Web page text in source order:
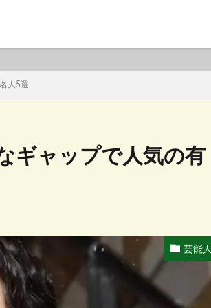
人5選
ギャップで人気の有
芸能人